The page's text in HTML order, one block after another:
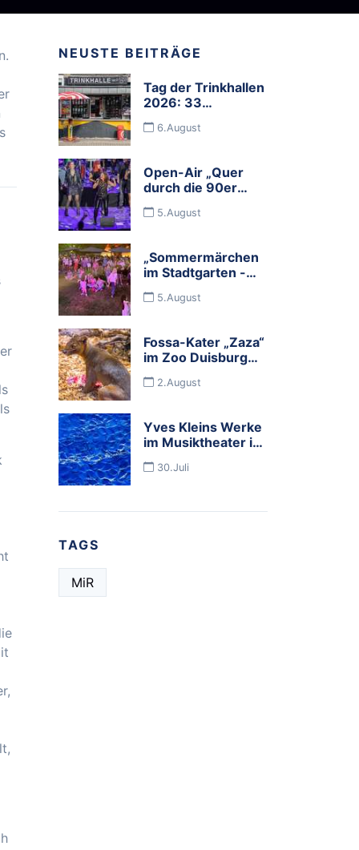
NEUSTE BEITRÄGE
Tag der Trinkhallen
2026: 33
und viele
feiern die
Budenkultur im
Ruhrgebiet
6.August
Open-Air „Quer
durch die 90er
Rock Orchester
5.August
„Sommermärchen
im Stadtgarten -
Music" begeisterte
5.August
Fossa-Kater „Zaza“
im Zoo Duisburg
2.August
Yves Kleins Werke
im Musiktheater im
erforscht und für
30.Juli
TAGS
MiR